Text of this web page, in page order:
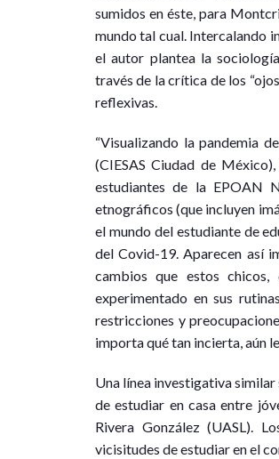
sumidos en éste, para
mundo tal cual. Intercalando
el autor plantea la
través de la crítica de los
reflexivas.
“Visualizando la pandemia
(CIESAS Ciudad de
estudiantes de la EPOAN
etnográficos (que incluyen
el mundo del estudiante de
del Covid-19. Aparecen así
cambios que estos
experimentado en sus
restricciones y
importa qué tan incierta, aún
Una línea investigativa similar
de estudiar en casa entre
Rivera González (UASL).
vicisitudes de estudiar en el